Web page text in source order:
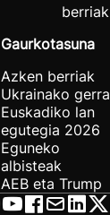
berriak
Gaurkotasuna
Azken berriak
Ukrainako gerra
Euskadiko lan
egutegia 2026
Eguneko
albisteak
AEB eta Trump